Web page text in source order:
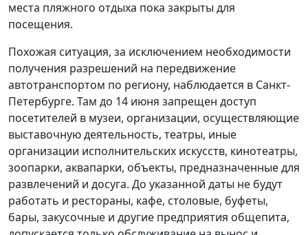
места пляжного отдыха пока закрыты для
посещения.
Похожая ситуация, за исключением необходимости
получения разрешений на передвижение
автотранспортом по региону, наблюдается в Санкт-
Петербурге. Там до 14 июня запрещен доступ
посетителей в музеи, организации, осуществляющие
выставочную деятельность, театры, иные
организации исполнительских искусств, кинотеатры,
зоопарки, аквапарки, объекты, предназначенные для
развлечений и досуга. До указанной даты не будут
работать и рестораны, кафе, столовые, буфеты,
бары, закусочные и другие предприятия общепита,